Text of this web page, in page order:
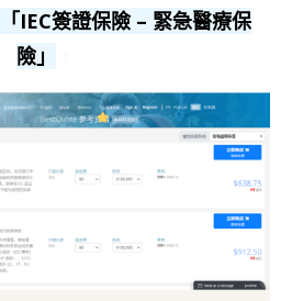
「IEC簽證保險 – 緊急醫療保
險」